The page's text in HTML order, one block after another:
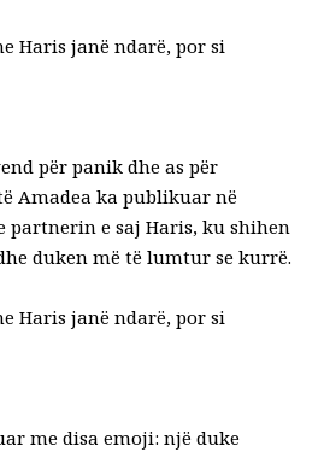
për panik dhe as për
Amadea ka publikuar në
partnerin e saj Haris, ku shihen
duken më të lumtur se kurrë.
me disa emoji: një duke